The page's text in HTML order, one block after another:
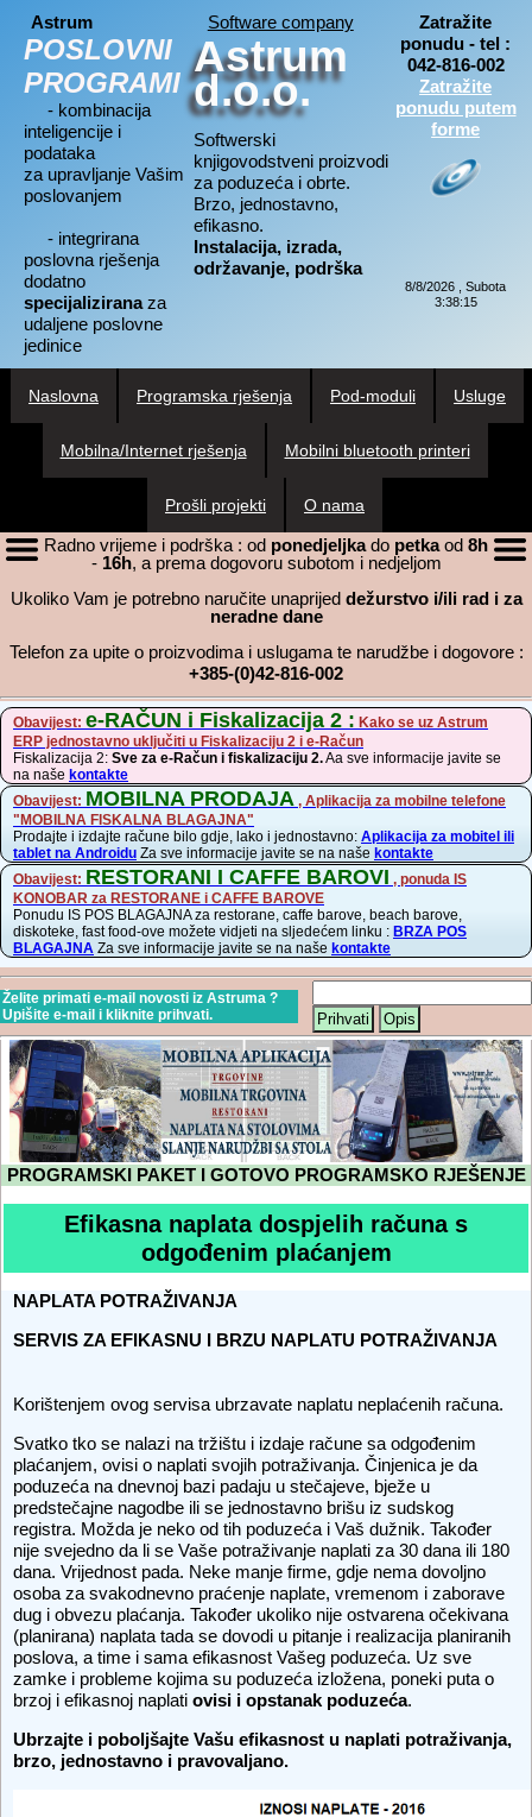
Astrum
POSLOVNI
PROGRAMI
- kombinacija
inteligencije i
podataka
za upravljanje Vašim
poslovanjem
- integrirana
poslovna rješenja
dodatno
specijaliziranaza
udaljene poslovne
jedinice
Software company
Astrum
d.o.o.
Softwerski
knjigovodstveni proizvodi
za poduzeća i obrte.
Brzo, jednostavno,
efikasno.
Instalacija, izrada,
održavanje, podrška
Zatražite
ponudu - tel :
042-816-002
Zatražite
ponudu putem
forme
8/8/2026 , Subota
3:38:15
Naslovna Programska rješenja Pod-moduli Usluge
Mobilna/Internet rješenja Mobilni bluetooth printeri
Prošli projekti O nama
Radno vrijeme i podrška : od ponedjeljkado petkaod 8h
- 16h, a prema dogovoru subotom i nedjeljom
Ukoliko Vam je potrebno naručite unaprijed dežurstvo i/ili rad i za
neradne dane
Telefon za upite o proizvodima i uslugama te narudžbe i dogovore :
+385-(0)42-816-002
Obavijest: e-RAČUN i Fiskalizacija 2 : Kako se uz Astrum
ERP jednostavno uključiti u Fiskalizaciju 2 i e-Račun
Fiskalizacija 2: Sve za e-Račun i fiskalizaciju 2.Aa sve informacije javite se
na naše kontakte
Obavijest: MOBILNA PRODAJA , Aplikacija za mobilne telefone
"MOBILNA FISKALNA BLAGAJNA"
Prodajte i izdajte račune bilo gdje, lako i jednostavno: Aplikacija za mobitel ili
tablet na Androidu Za sve informacije javite se na naše kontakte
Obavijest: RESTORANI I CAFFE BAROVI , ponuda IS
KONOBAR za RESTORANE i CAFFE BAROVE
Ponudu IS POS BLAGAJNA za restorane, caffe barove, beach barove,
diskoteke, fast food-ove možete vidjeti na sljedećem linku : BRZA POS
BLAGAJNA Za sve informacije javite se na naše kontakte
Želite primati e-mail novosti iz Astruma ?
Upišite e-mail i kliknite prihvati.
Prihvati Opis
PROGRAMSKI PAKET I GOTOVO PROGRAMSKO RJEŠENJE
Efikasna naplata dospjelih računa s
odgođenim plaćanjem
NAPLATA POTRAŽIVANJA
SERVIS ZA EFIKASNU I BRZU NAPLATU POTRAŽIVANJA
Korištenjem ovog servisa ubrzavate naplatu neplaćenih računa.
Svatko tko se nalazi na tržištu i izdaje račune sa odgođenim
plaćanjem, ovisi o naplati svojih potraživanja. Činjenica je da
poduzeća na dnevnoj bazi padaju u stečajeve, bježe u
predstečajne nagodbe ili se jednostavno brišu iz sudskog
registra. Možda je neko od tih poduzeća i Vaš dužnik. Također
nije svejedno da li se Vaše potraživanje naplati za 30 dana ili 180
dana. Vrijednost pada. Neke manje firme, gdje nema dovoljno
osoba za svakodnevno praćenje naplate, vremenom i zaborave
dug i obvezu plaćanja. Također ukoliko nije ostvarena očekivana
(planirana) naplata tada se dovodi u pitanje i realizacija planiranih
poslova, a time i sama efikasnost Vašeg poduzeća. Uz sve
zamke i probleme kojima su poduzeća izložena, poneki puta o
brzoj i efikasnoj naplati ovisi i opstanak poduzeća.
Ubrzajte i poboljšajte Vašu efikasnost u naplati potraživanja,
brzo, jednostavno i pravovaljano.